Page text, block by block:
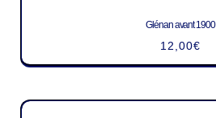
Glénan avant 1900
12,00€